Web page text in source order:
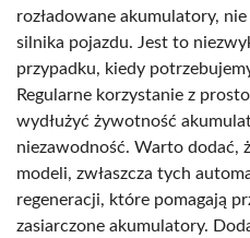
rozładowane akumulatory,
silnika pojazdu. Jest to
przypadku, kiedy
Regularne korzystanie z
wydłużyć żywotność
niezawodność. Warto dodać,
modeli, zwłaszcza tych
regeneracji, które pomagają
zasiarczone akumulatory.